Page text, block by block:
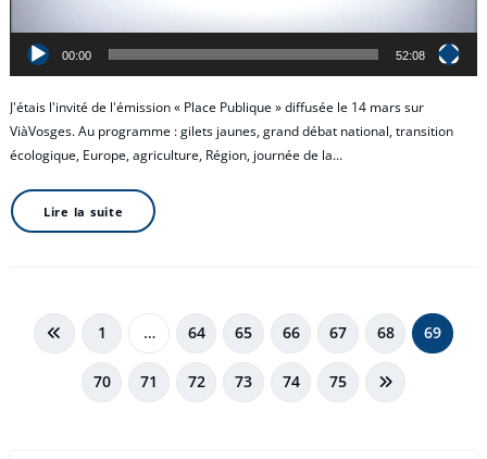
00:00 52:08
J'étais l'invité de l'émission « Place Publique » diffusée le 14 mars sur
ViàVosges. Au programme : gilets jaunes, grand débat national, transition
écologique, Europe, agriculture, Région, journée de la…
Lire la suite
Pagination
1 … 64 65 66 67 68 69
70 71 72 73 74 75